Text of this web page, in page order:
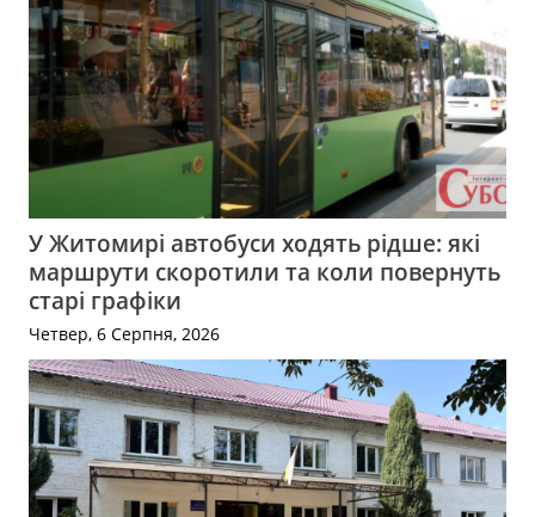
У Житомирі автобуси ходять рідше: які
маршрути скоротили та коли повернуть
старі графіки
Четвер, 6 Серпня, 2026